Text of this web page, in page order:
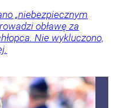
„niebezpiecznym
obławę za
Nie wykluczono,